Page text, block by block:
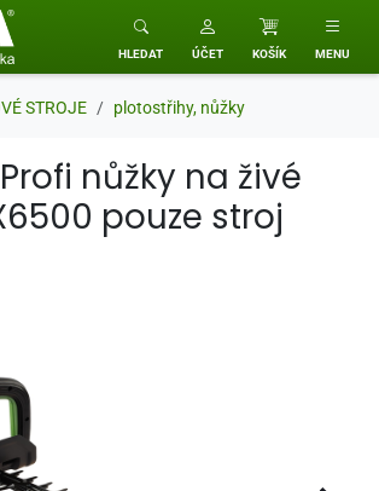
technika
HLEDAT ÚČET KOŠÍK MENU
STROJE plotostřihy, nůžky
nůžky na živé
pouze stroj